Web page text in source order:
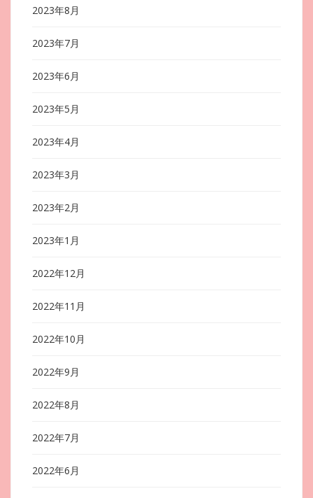
2023年8月
2023年7月
2023年6月
2023年5月
2023年4月
2023年3月
2023年2月
2023年1月
2022年12月
2022年11月
2022年10月
2022年9月
2022年8月
2022年7月
2022年6月